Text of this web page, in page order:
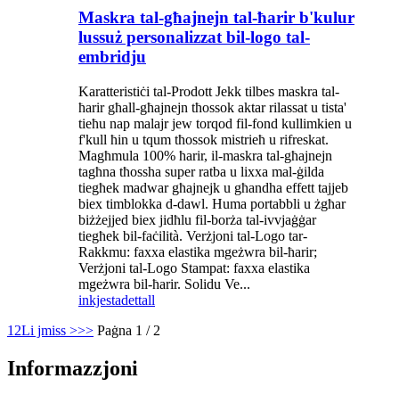
Maskra tal-għajnejn tal-ħarir b'kulur
lussuż personalizzat bil-logo tal-
embridju
Karatteristiċi tal-Prodott Jekk tilbes maskra tal-
ħarir għall-għajnejn tħossok aktar rilassat u tista'
tieħu nap malajr jew torqod fil-fond kullimkien u
f'kull ħin u tqum tħossok mistrieħ u rifreskat.
Magħmula 100% ħarir, il-maskra tal-għajnejn
tagħna tħossha super ratba u lixxa mal-ġilda
tiegħek madwar għajnejk u għandha effett tajjeb
biex timblokka d-dawl. Huma portabbli u żgħar
biżżejjed biex jidħlu fil-borża tal-ivvjaġġar
tiegħek bil-faċilità. Verżjoni tal-Logo tar-
Rakkmu: faxxa elastika mgeżwra bil-ħarir;
Verżjoni tal-Logo Stampat: faxxa elastika
mgeżwra bil-ħarir. Solidu Ve...
inkjestadettall
1 2Li jmiss >>> Paġna 1 / 2
Informazzjoni